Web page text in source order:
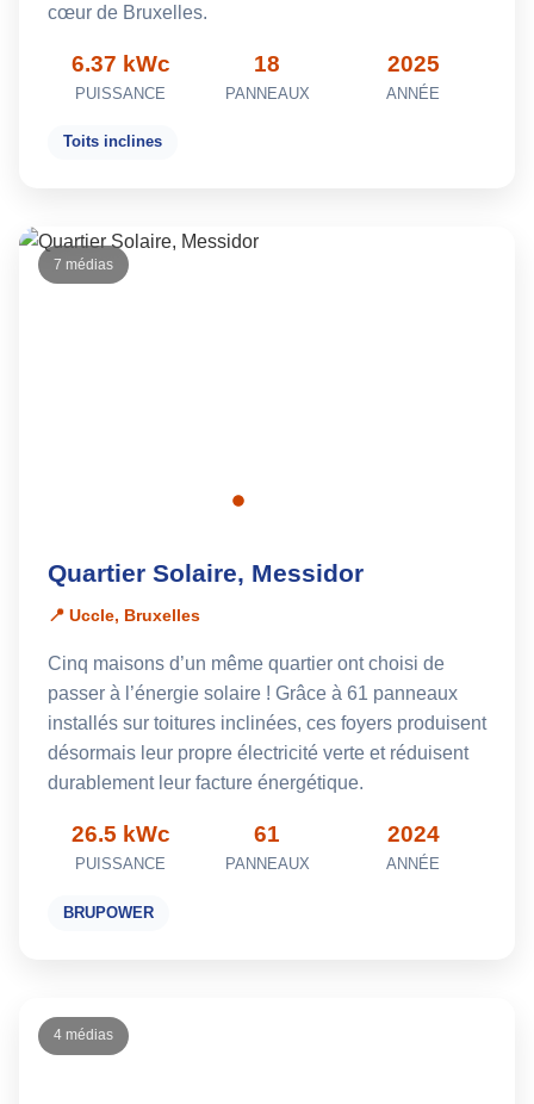
cœur de Bruxelles.
6.37 kWc
PUISSANCE
18
PANNEAUX
2025
ANNÉE
Toits inclines
7 médias
Quartier Solaire, Messidor
📍 Uccle, Bruxelles
Cinq maisons d’un même quartier ont choisi de
passer à l’énergie solaire ! Grâce à 61 panneaux
installés sur toitures inclinées, ces foyers produisent
désormais leur propre électricité verte et réduisent
durablement leur facture énergétique.
26.5 kWc
PUISSANCE
61
PANNEAUX
2024
ANNÉE
BRUPOWER
4 médias